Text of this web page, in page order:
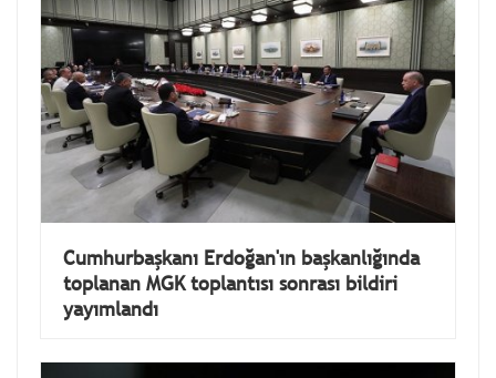
Cumhurbaşkanı Erdoğan'ın başkanlığında
toplanan MGK toplantısı sonrası bildiri
yayımlandı